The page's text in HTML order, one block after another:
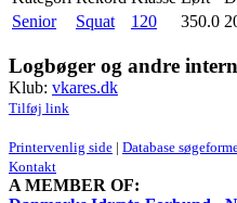
Senior
Squat 120 350.0
Logbøger og andre
Klub: vkares.dk
Tilføj link
Printervenlig side | Database
Kontakt
A MEMBER OF: